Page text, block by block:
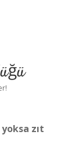
zıt